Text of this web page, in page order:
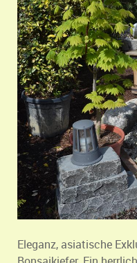
Eleganz, asiatische